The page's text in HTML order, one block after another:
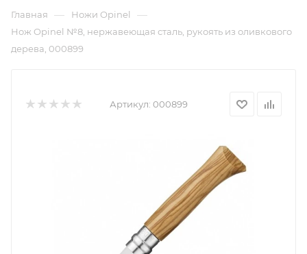
Главная — Ножи Opinel —
Нож Opinel №8, нержавеющая сталь, рукоять из оливкового
дерева, 000899
Артикул: 000899